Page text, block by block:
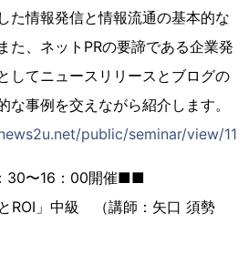
た情報発信と情報流通の基本的な
た、ネットPRの要諦である企業発
してニュースリリースとブログの
な事例を交えながら紹介します。
public/seminar/view/11
30〜16：00開催■■
ROI」中級 （講師：矢口 須勢